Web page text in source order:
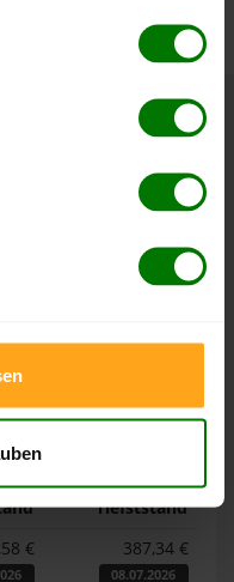
der
und Tiefststände der
und Holzpellets
Tiefststand
€ 387,34 €
08.07.2026